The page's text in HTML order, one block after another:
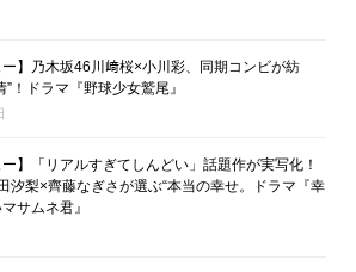
ー】乃木坂46川﨑桜×小川彩、同期コンビが紡
”！ドラマ『野球少女鷲尾』
ー】「リアルすぎてしんどい」話題作が実写化！
汐梨×齊藤なぎさが選ぶ“本当の幸せ。ドラマ『幸
サムネ君』